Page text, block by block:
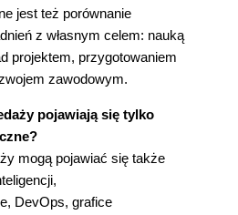
jest też porównanie
z własnym celem: nauką
projektem, przygotowaniem
zawodowym.
pojawiają się tylko
mogą pojawiać się także
DevOps, grafice